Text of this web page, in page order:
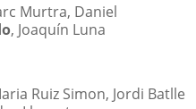
Murtra, Daniel
, Joaquín Luna
Ruiz Simon, Jordi Batlle